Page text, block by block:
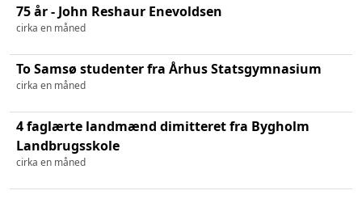
75 år - John Reshaur Enevoldsen
cirka en måned
To Samsø studenter fra Århus Statsgymnasium
cirka en måned
4 faglærte landmænd dimitteret fra Bygholm
Landbrugsskole
cirka en måned